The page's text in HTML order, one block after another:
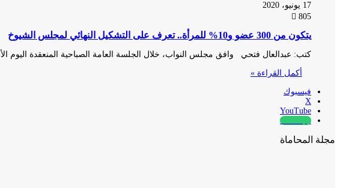
17 يونيو، 2020
805
يتكون من 300 عضو و10% للمرأة.. تعرف على التشكيل النهائي لمجلس الشيوخ
كتب: عبدالعال فتحي وافق مجلس النواب، خلال الجلسة العامة الصباحية المنعقدة اليوم
أكمل القراءة »
فيسبوك
‫X
‫YouTube
whatsapp
مجلة المحاماة